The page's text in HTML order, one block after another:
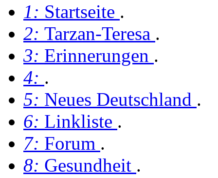
1: Startseite .
2: Tarzan-Teresa .
3: Erinnerungen .
4: .
5: Neues Deutschland .
6: Linkliste .
7: Forum .
8: Gesundheit .